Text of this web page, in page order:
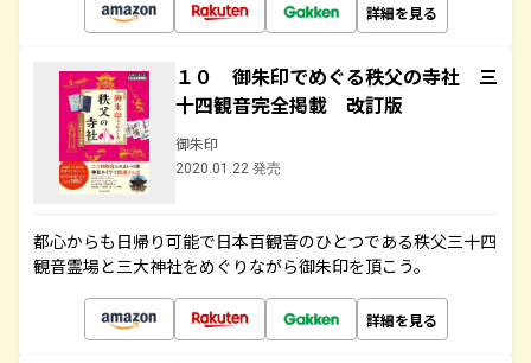
詳細を見る
１０ 御朱印でめぐる秩父の寺社 三
十四観音完全掲載 改訂版
御朱印
2020.01.22 発売
都心からも日帰り可能で日本百観音のひとつである秩父三十四
観音霊場と三大神社をめぐりながら御朱印を頂こう。
詳細を見る